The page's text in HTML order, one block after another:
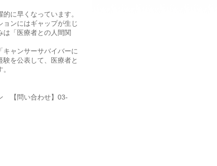
に早くなっています。
ンにはギャップが生じ
「医療者との人間関
ャンサーサバイバーに
を公表して、医療者と
【問い合わせ】03-